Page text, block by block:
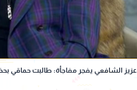
عزيز الشافعي يفجر مفاجأة: طالبت حماقي